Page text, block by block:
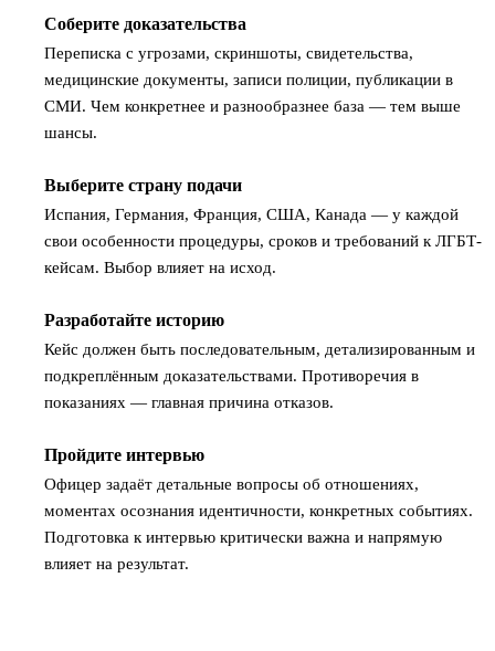
Соберите доказательства
Переписка с угрозами, скриншоты, свидетельства,
медицинские документы, записи полиции, публикации в
СМИ. Чем конкретнее и разнообразнее база — тем выше
шансы.
Выберите страну подачи
Испания, Германия, Франция, США, Канада — у каждой
свои особенности процедуры, сроков и требований к ЛГБТ-
кейсам. Выбор влияет на исход.
Разработайте историю
Кейс должен быть последовательным, детализированным и
подкреплённым доказательствами. Противоречия в
показаниях — главная причина отказов.
Пройдите интервью
Офицер задаёт детальные вопросы об отношениях,
моментах осознания идентичности, конкретных событиях.
Подготовка к интервью критически важна и напрямую
влияет на результат.